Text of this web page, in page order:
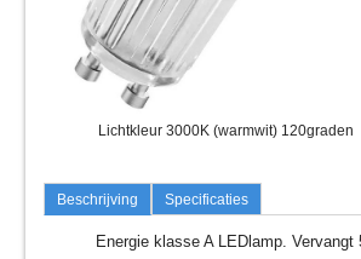
Lichtkleur 3000K (warmwit) 120graden
Beschrijving Specificaties
Energie klasse A LEDlamp. Vervangt